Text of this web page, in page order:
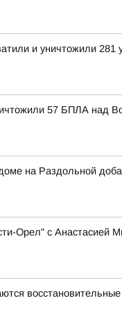
и уничтожили 281
57 БПЛА над
на Раздольной
Орел" с Анастасией